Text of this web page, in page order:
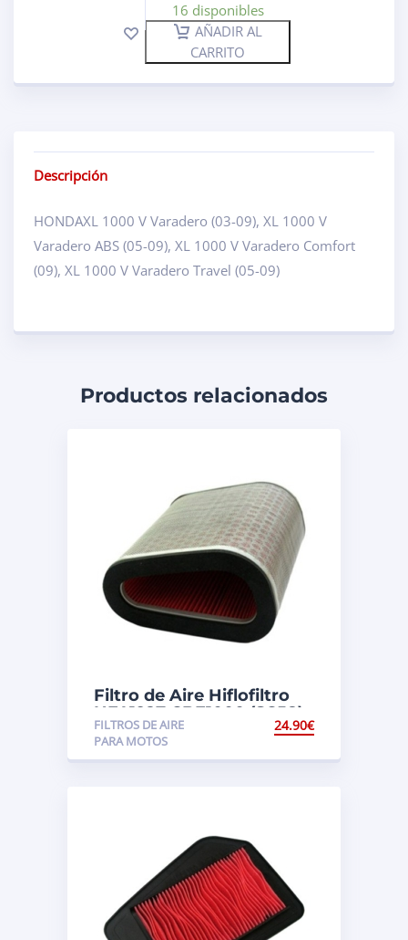
16 disponibles
AÑADIR AL
CARRITO
Descripción
HONDAXL 1000 V Varadero (03-09), XL 1000 V
Varadero ABS (05-09), XL 1000 V Varadero Comfort
(09), XL 1000 V Varadero Travel (05-09)
Productos relacionados
Filtro de Aire Hiflofiltro
HFA1927 CBF1000 (SC58)
FILTROS DE AIRE
PARA MOTOS
24.90€